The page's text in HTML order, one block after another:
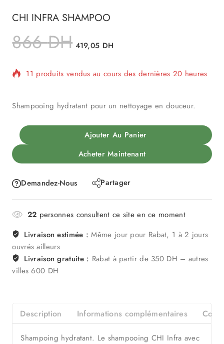
CHI INFRA SHAMPOO
866DH 419,05 DH
11 produits vendus au cours des dernières 20 heures
Shampooing hydratant pour un nettoyage en douceur.
Ajouter Au Panier
Acheter Maintenant
Demandez-Nous Partager
22 personnes consultent ce site en ce moment
Livraison estimée : Même jour pour Rabat, 1 à 2 jours
ouvrés ailleurs
Livraison gratuite : Rabat à partir de 350 DH – autres
villes 600 DH
Description Informations complémentaires
Shampoing hydratant. Le shampooing CHI Infra avec